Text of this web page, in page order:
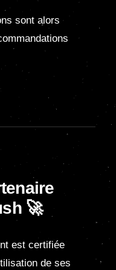
sont alors
🚀
est certifiée
de ses